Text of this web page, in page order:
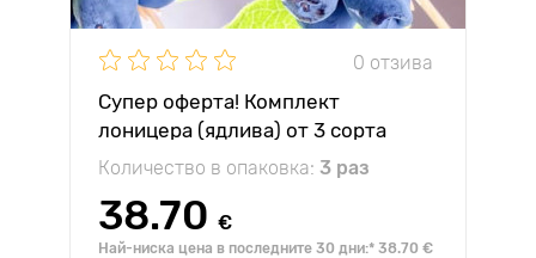
0 отзива
Супер оферта! Комплект
лоницера (ядлива) от 3 сорта
Количество в опаковка: 3 раз
38.70 €
Най-ниска цена в последните 30 дни:* 38.70 €